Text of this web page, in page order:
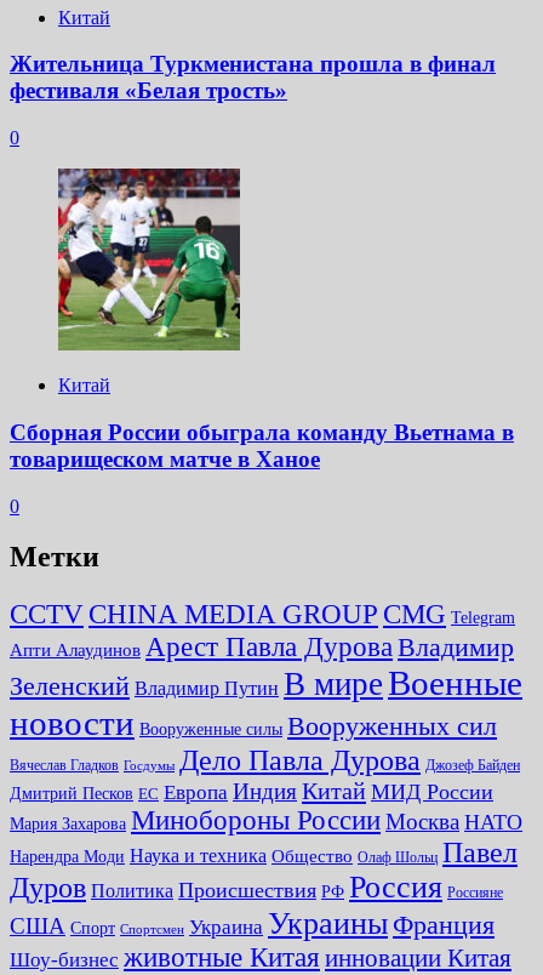
Китай
Жительница Туркменистана прошла в финал
фестиваля «Белая трость»
0
Китай
Сборная России обыграла команду Вьетнама в
товарищеском матче в Ханое
0
Метки
CCTV CHINA MEDIA GROUP CMG Telegram
Апти Алаудинов Арест Павла ДуроваВладимир
Зеленский Владимир Путин В миреВоенные
новости Вооруженные силы Вооруженных сил
Вячеслав Гладков Госдумы Дело Павла Дурова Джозеф Байден
Дмитрий Песков ЕС Европа ИндияКитай МИД России
Мария Захарова Минобороны РоссииМосква НАТО
Нарендра Моди Наука и техника Общество Олаф Шольц Павел
Дуров Политика Происшествия РФ Россия Россияне
США Спорт Спортсмен Украина Украины Франция
Шоу-бизнес животные Китая инновации Китая